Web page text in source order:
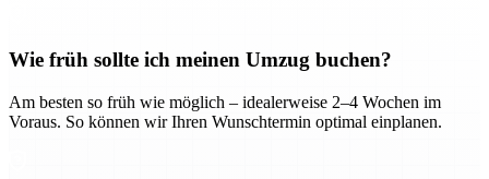
Wie früh sollte ich meinen Umzug buchen?
Am besten so früh wie möglich – idealerweise 2–4 Wochen im
Voraus. So können wir Ihren Wunschtermin optimal einplanen.